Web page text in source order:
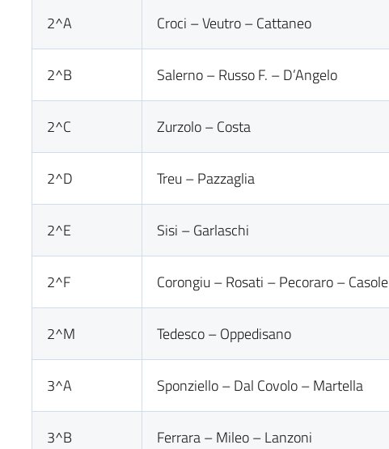
2^A Croci – Veutro – Cattaneo
2^B Salerno – Russo F. – D’Angelo
2^C Zurzolo – Costa
2^D Treu – Pazzaglia
2^E Sisi – Garlaschi
2^F Corongiu – Rosati – Pecoraro – Casole
2^M Tedesco – Oppedisano
3^A Sponziello – Dal Covolo – Martella
3^B Ferrara – Mileo – Lanzoni